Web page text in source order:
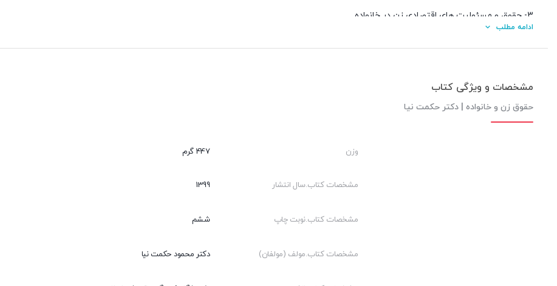
3- حقوق و مسئولیت های اقتصادی زن در خانواده
ادامه مطلب
مشخصات و ویژگی کتاب
حقوق زن و خانواده | دکتر حکمت نیا
وزن 447 گرم
مشخصات کتاب.سال انتشار 1399
مشخصات کتاب.نوبت چاپ ششم
مشخصات کتاب.مولف (مولفان) دکتر محمود حکمت نیا